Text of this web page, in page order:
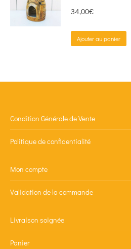
34,00€
Ajouter au panier
Condition Générale de Vente
Politique de confidentialité
Mon compte
Validation de la commande
Livraison soignée
Panier